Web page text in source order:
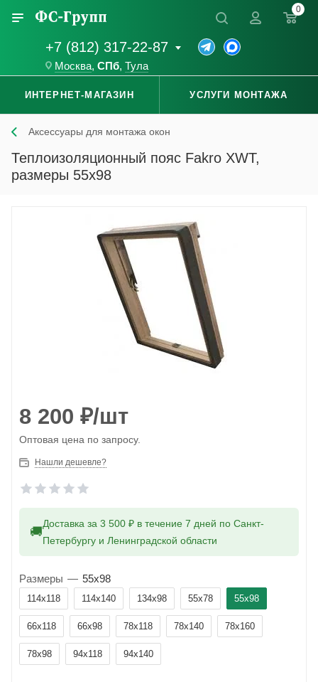
+7 (812) 317-22-87
Москва, СПб, Тула
0
ИНТЕРНЕТ-МАГАЗИН УСЛУГИ МОНТАЖА
Аксессуары для монтажа окон
Теплоизоляционный пояс Fakro XWT,
размеры 55x98
8 200 ₽/шт
Оптовая цена по запросу.
Нашли дешевле?
🚚
Доставка за 3 500 ₽ в течение 7 дней по Санкт-
Петербургу и Ленинградской области
Размеры — 55x98
114x118 114x140 134x98 55x78 55x98
66x118 66x98 78x118 78x140 78x160
78x98 94x118 94x140